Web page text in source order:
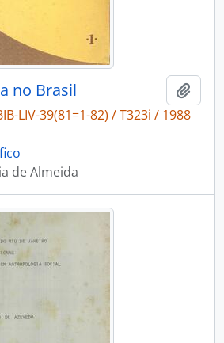
no Brasil
LIV-39(81=1-82) / T323i / 1988
de Almeida